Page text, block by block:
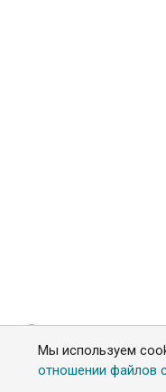
Мы используем
отношении файлов